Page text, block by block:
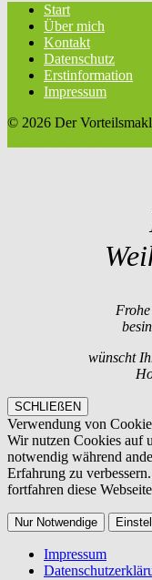
Start
Über mich
Kontakt
Datenschutz
Erstinformation
Impressum
© 2026 Der
wünscht
SCHLIEßEN
Verwendung von
Wir nutzen Cookies auf
notwendig während
Erfahrung zu
fortfahren diese
Nur Notwendige
Impressum